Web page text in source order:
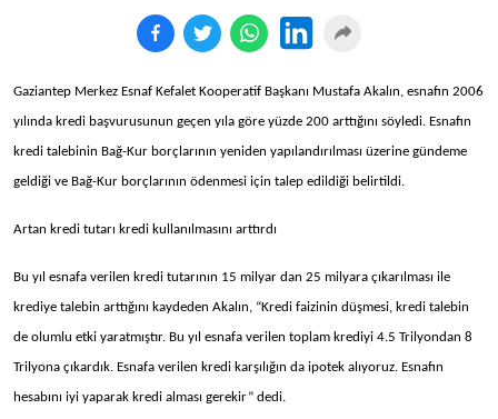
Gaziantep Merkez Esnaf Kefalet Kooperatif Başkanı Mustafa Akalın, esnafın 2006
yılında kredi başvurusunun geçen yıla göre yüzde 200 arttığını söyledi. Esnafın
kredi talebinin Bağ-Kur borçlarının yeniden yapılandırılması üzerine gündeme
geldiği ve Bağ-Kur borçlarının ödenmesi için talep edildiği belirtildi.
Artan kredi tutarı kredi kullanılmasını arttırdı
Bu yıl esnafa verilen kredi tutarının 15 milyar dan 25 milyara çıkarılması ile
krediye talebin arttığını kaydeden Akalın, “Kredi faizinin düşmesi, kredi talebin
de olumlu etki yaratmıştır. Bu yıl esnafa verilen toplam krediyi 4.5 Trilyondan 8
Trilyona çıkardık. Esnafa verilen kredi karşılığın da ipotek alıyoruz. Esnafın
hesabını iyi yaparak kredi alması gerekir” dedi.